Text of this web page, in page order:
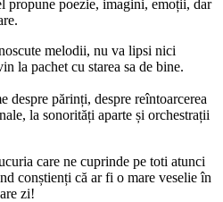
propune poezie, imagini, emoții, dar
melodii, nu va lipsi nici
la pachet cu starea sa de bine.
despre părinți, despre reîntoarcerea
la sonorități aparte și orchestrații
care ne cuprinde pe toti atunci
conștienți că ar fi o mare veselie în
zi!